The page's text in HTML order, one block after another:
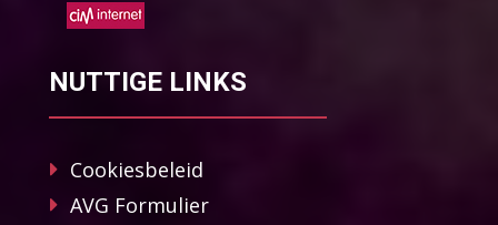
NUTTIGE LINKS
Cookiesbeleid
AVG Formulier